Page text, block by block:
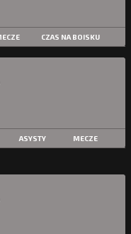
CZAS NA BOISKU
ASYSTY MECZE